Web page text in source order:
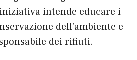
intende educare i
dell’ambiente e
dei rifiuti.